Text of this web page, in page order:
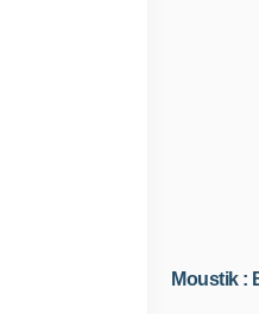
Moustik :